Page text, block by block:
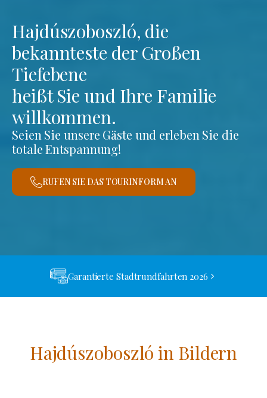
Hajdúszoboszló, die
bekannteste der Großen
Tiefebene
heißt Sie und Ihre Familie
willkommen.
Seien Sie unsere Gäste und erleben Sie die
totale Entspannung!
RUFEN SIE DAS TOURINFORM AN
Garantierte Stadtrundfahrten 2026
Hajdúszoboszló in Bildern